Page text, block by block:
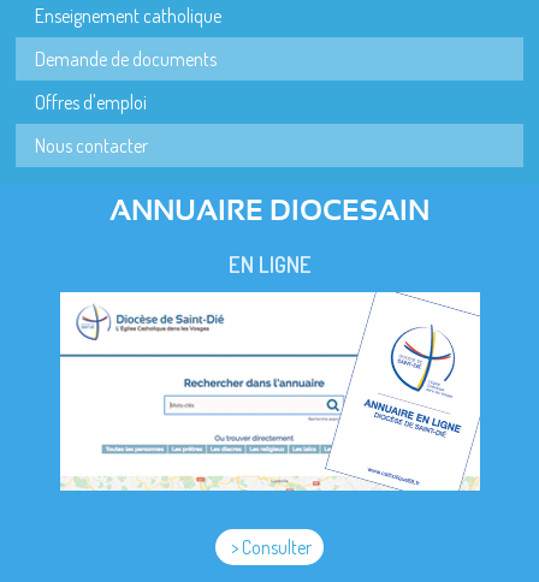
Enseignement catholique
Demande de documents
Offres d'emploi
Nous contacter
ANNUAIRE DIOCESAIN
EN LIGNE
> Consulter